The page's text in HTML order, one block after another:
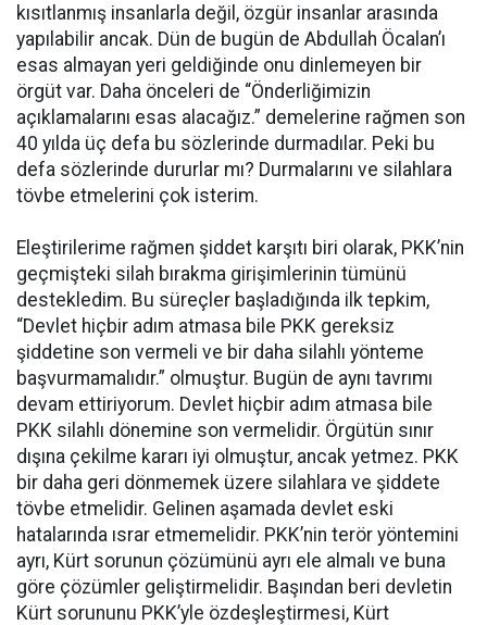
kısıtlanmış insanlarla değil, özgür insanlar arasında
yapılabilir ancak. Dün de bugün de Abdullah Öcalan’ı
esas almayan yeri geldiğinde onu dinlemeyen bir
örgüt var. Daha önceleri de “Önderliğimizin
açıklamalarını esas alacağız.” demelerine rağmen son
40 yılda üç defa bu sözlerinde durmadılar. Peki bu
defa sözlerinde dururlar mı? Durmalarını ve silahlara
tövbe etmelerini çok isterim.
Eleştirilerime rağmen şiddet karşıtı biri olarak, PKK’nin
geçmişteki silah bırakma girişimlerinin tümünü
destekledim. Bu süreçler başladığında ilk tepkim,
“Devlet hiçbir adım atmasa bile PKK gereksiz
şiddetine son vermeli ve bir daha silahlı yönteme
başvurmamalıdır.” olmuştur. Bugün de aynı tavrımı
devam ettiriyorum. Devlet hiçbir adım atmasa bile
PKK silahlı dönemine son vermelidir. Örgütün sınır
dışına çekilme kararı iyi olmuştur, ancak yetmez. PKK
bir daha geri dönmemek üzere silahlara ve şiddete
tövbe etmelidir. Gelinen aşamada devlet eski
hatalarında ısrar etmemelidir. PKK’nin terör yöntemini
ayrı, Kürt sorunun çözümünü ayrı ele almalı ve buna
göre çözümler geliştirmelidir. Başından beri devletin
Kürt sorununu PKK’yle özdeşleştirmesi, Kürt